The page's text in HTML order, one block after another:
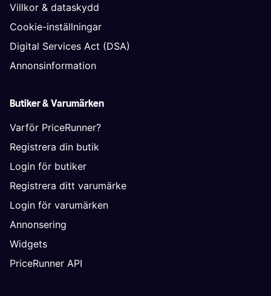
Villkor & dataskydd
Cookie-inställningar
Digital Services Act (DSA)
Annonsinformation
Butiker & Varumärken
Varför PriceRunner?
Registrera din butik
Login för butiker
Registrera ditt varumärke
Login för varumärken
Annonsering
Widgets
PriceRunner API